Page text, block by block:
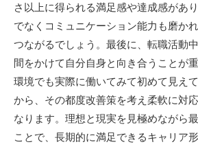
さ以上に得られる満足感や達成感があ
でなくコミュニケーション能力も磨か
つながるでしょう。最後に、転職活動
間をかけて自分自身と向き合うことが
環境でも実際に働いてみて初めて見え
から、その都度改善策を考え柔軟に対
なります。理想と現実を見極めながら
ことで、長期的に満足できるキャリア